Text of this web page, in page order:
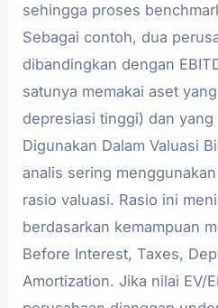
sehingga proses
Sebagai contoh, dua
dibandingkan dengan
satunya memakai aset
depresiasi tinggi) dan
Digunakan Dalam Valuasi
analis sering menggunakan
rasio valuasi. Rasio ini
berdasarkan kemampuan
Before Interest, Taxes,
Amortization. Jika nilai EV/